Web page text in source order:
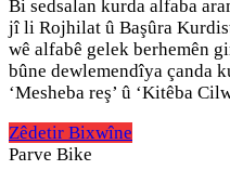
Bi sedsalan kurda alfaba
jî li Rojhilat û Başûra
wê alfabê gelek berhemên
bûne dewlemendîya çanda
‘Mesheba reş’ û ‘Kitêba
Zêdetir Bixwîne
Parve Bike